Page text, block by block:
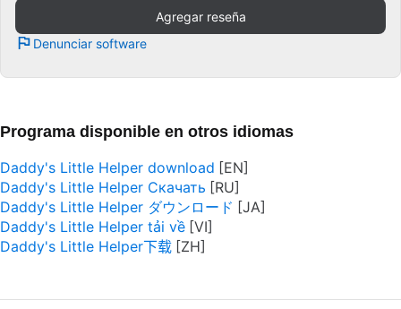
Agregar reseña
Denunciar software
Programa disponible en otros idiomas
Daddy's Little Helper download
Daddy's Little Helper Скачать
Daddy's Little Helper ダウンロード
Daddy's Little Helper tải về
Daddy's Little Helper下载